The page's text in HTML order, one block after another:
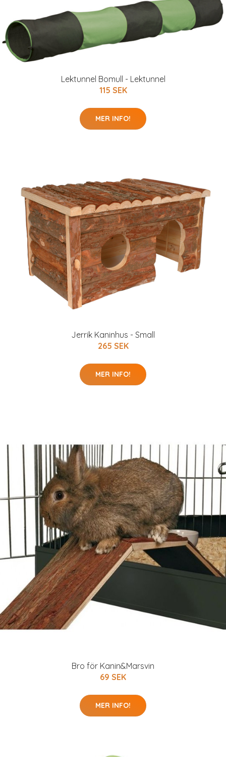
Lektunnel Bomull - Lektunnel
115 SEK
MER INFO!
Jerrik Kaninhus - Small
265 SEK
MER INFO!
Bro för Kanin&Marsvin
69 SEK
MER INFO!